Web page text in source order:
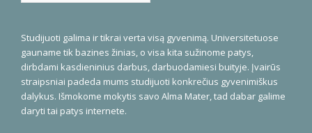
Studijuoti galima ir tikrai verta visą gyvenimą. Universitetuose
gauname tik bazines žinias, o visa kita sužinome patys,
dirbdami kasdieninius darbus, darbuodamiesi buityje. Įvairūs
straipsniai padeda mums studijuoti konkrečius gyvenimiškus
dalykus. Išmokome mokytis savo Alma Mater, tad dabar galime
daryti tai patys internete.